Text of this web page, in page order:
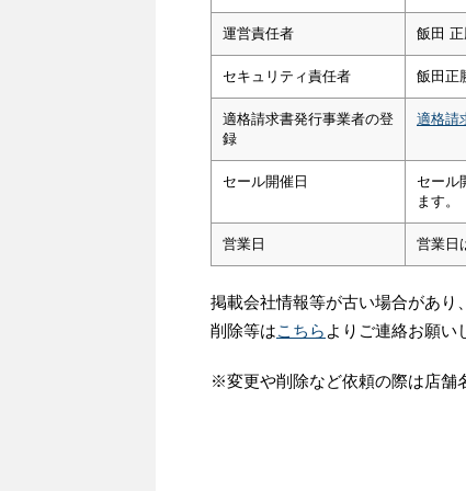
運営責任者 飯田
セキュリティ責任者 飯田正
適格請求書発行事業者の登
録
適格請
セール開催日 セール
ます。
営業日 営業日
掲載会社情報等が古い場合があり
削除等はこちら よりご連絡お願い
※変更や削除など依頼の際は店舗